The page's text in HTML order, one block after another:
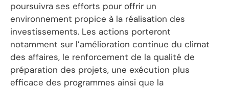
poursuivra ses efforts pour offrir un
environnement propice à la réalisation des
investissements. Les actions porteront
notamment sur l’amélioration continue du climat
des affaires, le renforcement de la qualité de
préparation des projets, une exécution plus
efficace des programmes ainsi que la